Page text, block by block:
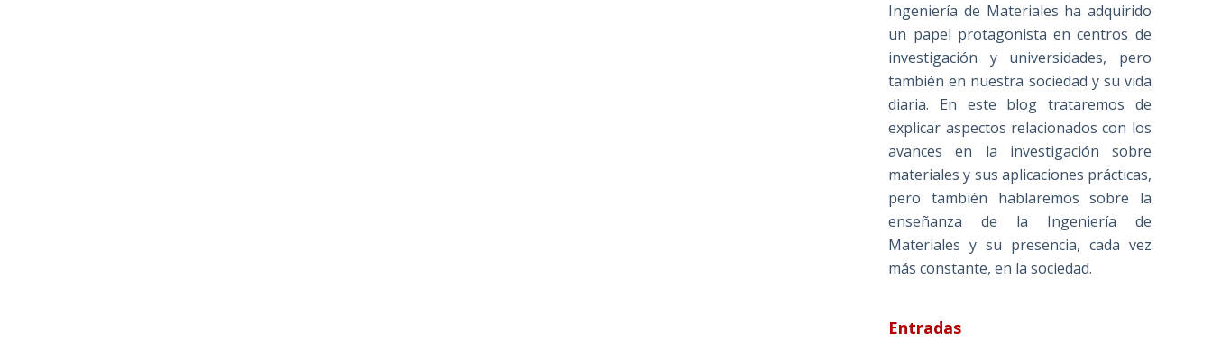
Ingeniería de Materiales ha adquirido
un papel protagonista en centros de
investigación y universidades, pero
también en nuestra sociedad y su vida
diaria. En este blog trataremos de
explicar aspectos relacionados con los
avances en la investigación sobre
materiales y sus aplicaciones prácticas,
pero también hablaremos sobre la
enseñanza de la Ingeniería de
Materiales y su presencia, cada vez
más constante, en la sociedad.
Entradas